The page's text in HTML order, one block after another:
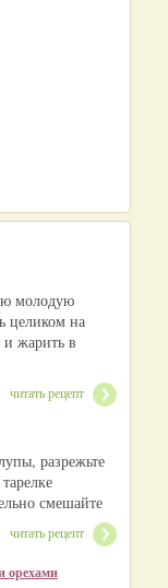
молодую
целиком на
жарить в
читать рецепт
разрежьте
смешайте
читать рецепт
орехами